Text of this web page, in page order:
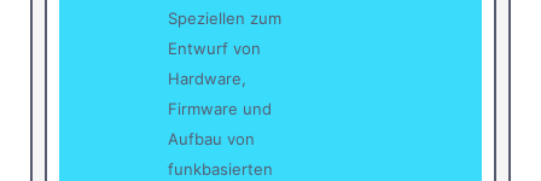
Speziellen zum
Entwurf von
Hardware,
Firmware und
Aufbau von
funkbasierten